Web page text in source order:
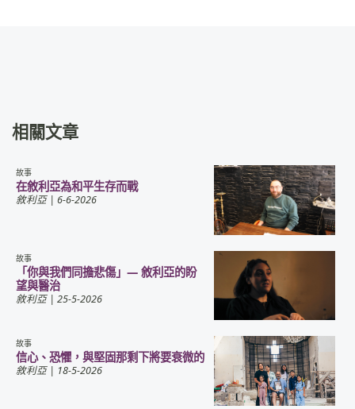
相關文章
故事
在敘利亞為和平生存而戰
敘利亞| 6-6-2026
故事
「你與我們同擔悲傷」— 敘利亞的盼
望與醫治
敘利亞| 25-5-2026
故事
信心、恐懼，與堅固那剩下將要衰微的
敘利亞| 18-5-2026